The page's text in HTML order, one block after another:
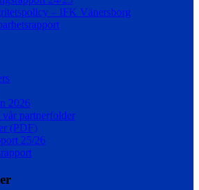
– IFK Vänersborg
2026
vår partnerfolder
(PDF)
25/26